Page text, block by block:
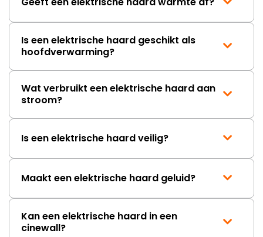
Is een elektrische haard geschikt als
hoofdverwarming?
Wat verbruikt een elektrische haard aan
stroom?
Is een elektrische haard veilig?
Maakt een elektrische haard geluid?
Kan een elektrische haard in een
cinewall?